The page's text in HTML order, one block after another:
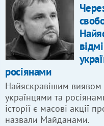
росіянами
Найяскравішим виявом
українцями та
історії є масові акції
назвали Майданами.